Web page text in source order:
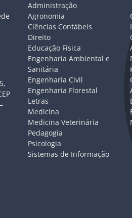
Administração
Agronomia
Ciências Contábeis
Direito
Educação Física
Engenharia Ambiental e
Sanitária
Engenharia Civil
Engenharia Florestal
Letras
Medicina
Medicina Veterinária
Pedagogia
Psicologia
Sistemas de Informação